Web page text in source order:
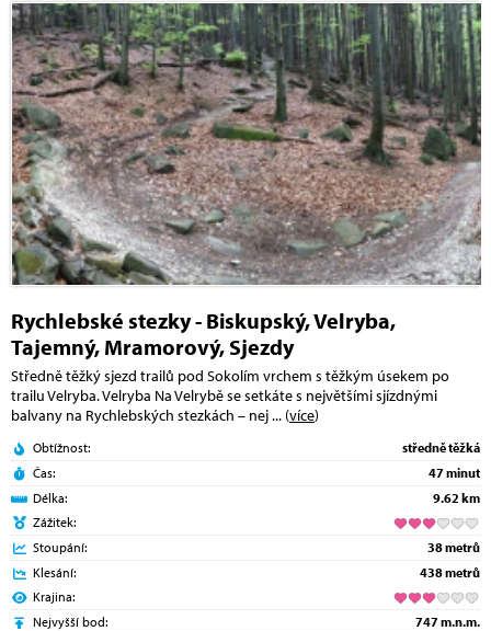
Rychlebské stezky - Biskupský, Velryba,
Tajemný, Mramorový, Sjezdy
Středně těžký sjezd trailů pod Sokolím vrchem s těžkým úsekem po
trailu Velryba. Velryba Na Velrybě se setkáte s největšími sjízdnými
balvany na Rychlebských stezkách – nej... (více)
Obtížnost:
středně těžká
Čas:
47 minut
Délka:
9.62 km
Zážitek:
Stoupání:
38 metrů
Klesání:
438 metrů
Krajina:
Nejvyšší bod:
747 m.n.m.